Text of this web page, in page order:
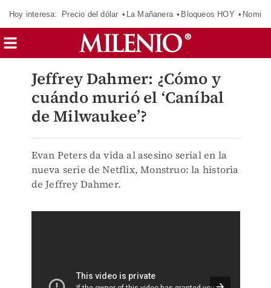
Hoy interesa: Precio del dólar La Mañanera Bloqueos HOY
Jeffrey Dahmer: ¿Cómo y
cuándo murió el ‘Caníbal
de Milwaukee’?
Evan Peters da vida al asesino serial en la
nueva serie de Netflix, Monstruo: la historia
de Jeffrey Dahmer.